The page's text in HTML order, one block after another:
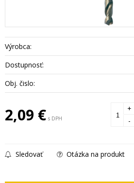
Výrobca:
Dostupnosť:
Obj. čislo:
2,09 € s DPH
+
-
Sledovať Otázka na produkt